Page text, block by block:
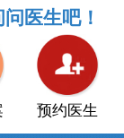
医生吧！
预约医生